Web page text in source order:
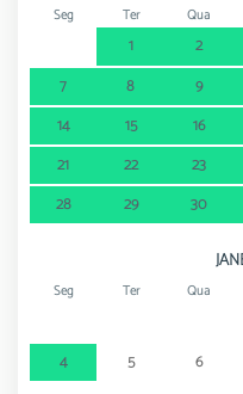
Seg Ter Qua
1 2
7
8 9
14
15 16
21
22 23
28
29 30
Seg Ter Qua
4
5 6